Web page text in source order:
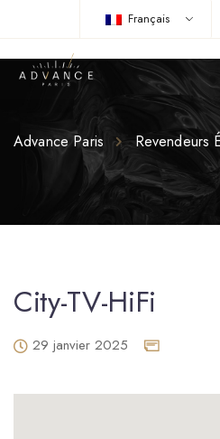
Français
Advance Paris Revendeurs
City-TV-HiFi
29 janvier 2025